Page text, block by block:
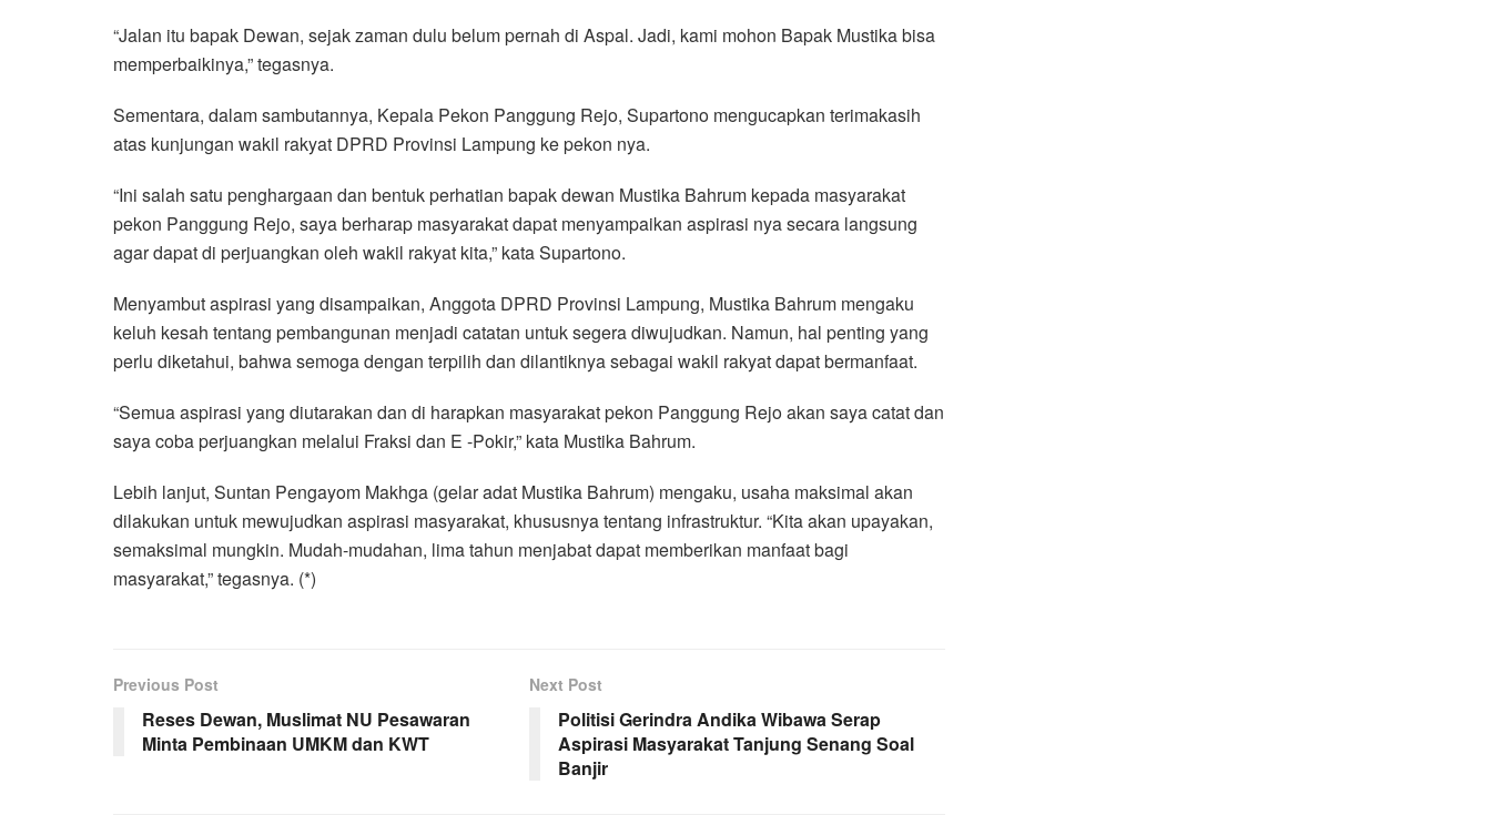
“Jalan itu bapak Dewan, sejak zaman dulu belum pernah di Aspal. Jadi, kami mohon Bapak Mustika bisa
memperbaikinya,” tegasnya.
Sementara, dalam sambutannya, Kepala Pekon Panggung Rejo, Supartono mengucapkan terimakasih
atas kunjungan wakil rakyat DPRD Provinsi Lampung ke pekon nya.
“Ini salah satu penghargaan dan bentuk perhatian bapak dewan Mustika Bahrum kepada masyarakat
pekon Panggung Rejo, saya berharap masyarakat dapat menyampaikan aspirasi nya secara langsung
agar dapat di perjuangkan oleh wakil rakyat kita,” kata Supartono.
Menyambut aspirasi yang disampaikan, Anggota DPRD Provinsi Lampung, Mustika Bahrum mengaku
keluh kesah tentang pembangunan menjadi catatan untuk segera diwujudkan. Namun, hal penting yang
perlu diketahui, bahwa semoga dengan terpilih dan dilantiknya sebagai wakil rakyat dapat bermanfaat.
“Semua aspirasi yang diutarakan dan di harapkan masyarakat pekon Panggung Rejo akan saya catat dan
saya coba perjuangkan melalui Fraksi dan E -Pokir,” kata Mustika Bahrum.
Lebih lanjut, Suntan Pengayom Makhga (gelar adat Mustika Bahrum) mengaku, usaha maksimal akan
dilakukan untuk mewujudkan aspirasi masyarakat, khususnya tentang infrastruktur. “Kita akan upayakan,
semaksimal mungkin. Mudah-mudahan, lima tahun menjabat dapat memberikan manfaat bagi
masyarakat,” tegasnya. (*)
Previous Post
Reses Dewan, Muslimat NU Pesawaran
Minta Pembinaan UMKM dan KWT
Next Post
Politisi Gerindra Andika Wibawa Serap
Aspirasi Masyarakat Tanjung Senang Soal
Banjir